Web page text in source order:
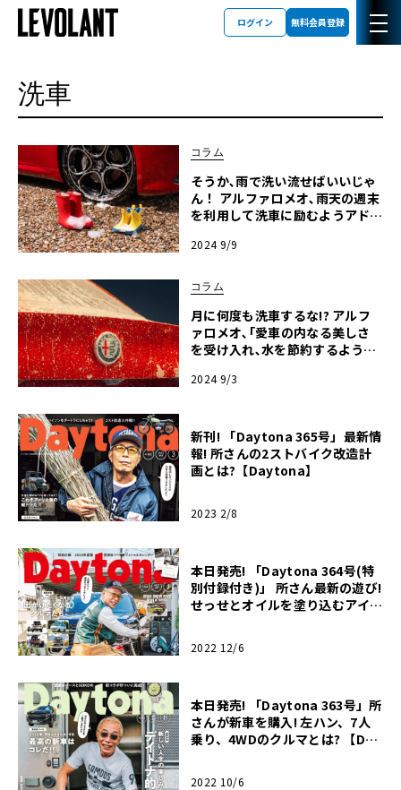
ログイン 無料会員登録
洗車
コラム
そうか､雨で洗い流せばいいじゃ
ん！ アルファロメオ､雨天の週末
を利用して洗車に励むようアドバ
2024 9/9
コラム
月に何度も洗車するな!? アルフ
ァロメオ､｢愛車の内なる美しさ
を受け入れ､水を節約するよう｣
2024 9/3
新刊! 「Daytona 365号」最新情
報! 所さんの2ストバイク改造計
画とは?【Daytona】
2023 2/8
本日発売! 「Daytona 364号(特
別付録付き)」 所さん最新の遊び!
せっせとオイルを塗り込むアイテ
2022 12/6
本日発売! 「Daytona 363号」所
さんが新車を購入! 左ハン、7人
乗り、4WDのクルマとは? 【Day
2022 10/6